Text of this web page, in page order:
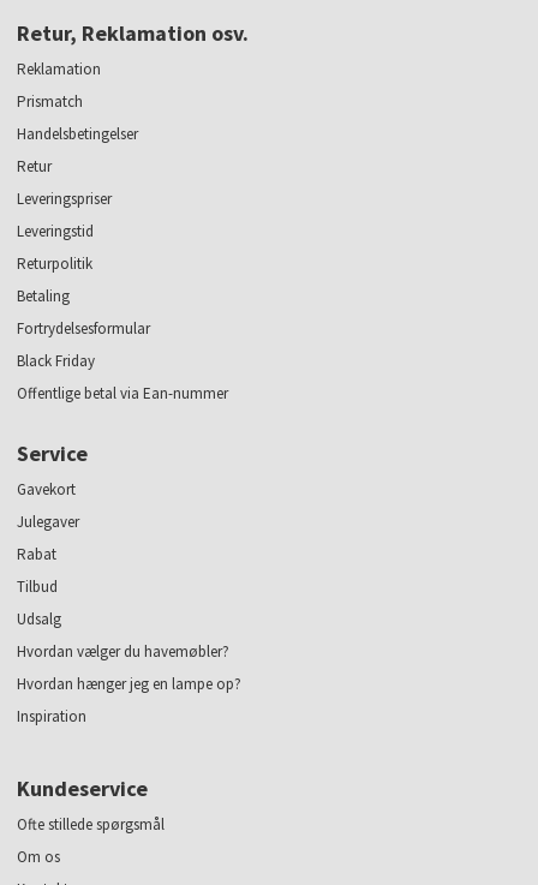
Retur, Reklamation osv.
Reklamation
Prismatch
Handelsbetingelser
Retur
Leveringspriser
Leveringstid
Returpolitik
Betaling
Fortrydelsesformular
Black Friday
Offentlige betal via Ean-nummer
Service
Gavekort
Julegaver
Rabat
Tilbud
Udsalg
Hvordan vælger du havemøbler?
Hvordan hænger jeg en lampe op?
Inspiration
Kundeservice
Ofte stillede spørgsmål
Om os